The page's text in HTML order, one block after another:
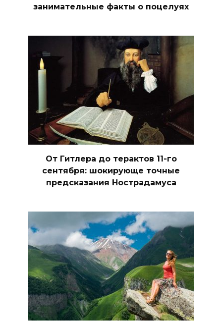
занимательные факты о поцелуях
От Гитлера до терактов 11-го
сентября: шокирующе точные
предсказания Нострадамуса